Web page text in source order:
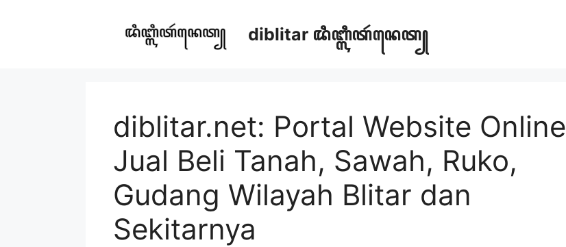
diblitar ꦢꦶꦧ꧀ꦭꦶꦠꦂꦤꦺꦠ꧀
diblitar.net: Portal Website Online
Jual Beli Tanah, Sawah, Ruko,
Gudang Wilayah Blitar dan
Sekitarnya